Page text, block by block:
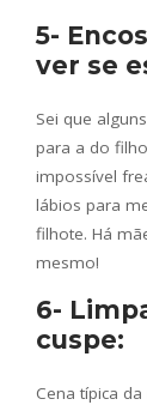
5-
ver se
Sei que
para a do
impossível
lábios para
filhote. Há
mesmo!
6-
cuspe:
Cena típica